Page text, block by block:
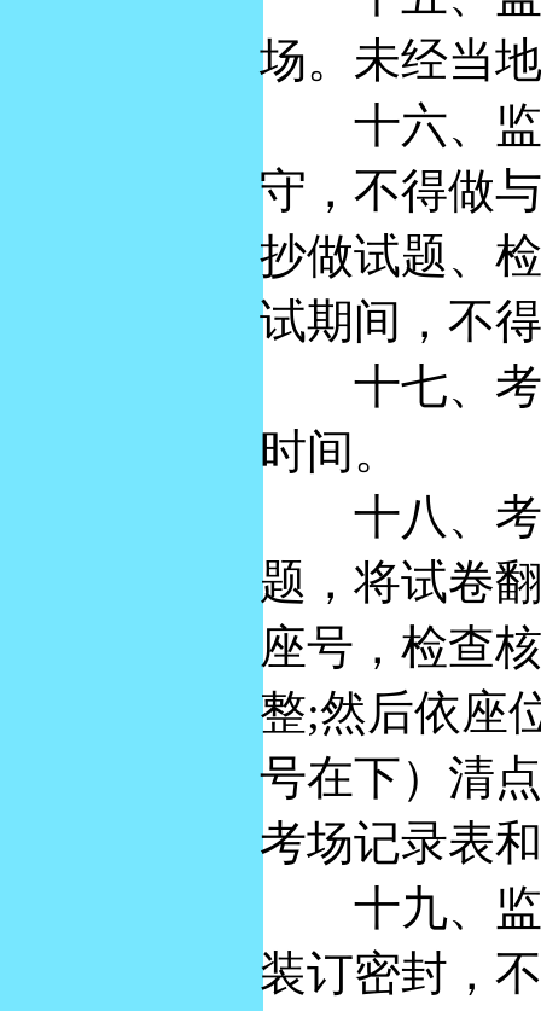
场。未经当
十六、监
守，不得做
抄做试题、
试期间，不
十七、考
时间。
十八、考
题，将试卷
座号，检查
整;然后依座
号在下）清
考场记录表
十九、监
装订密封，